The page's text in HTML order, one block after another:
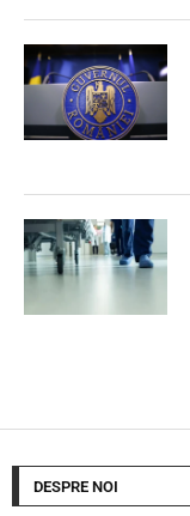
DESPRE NOI